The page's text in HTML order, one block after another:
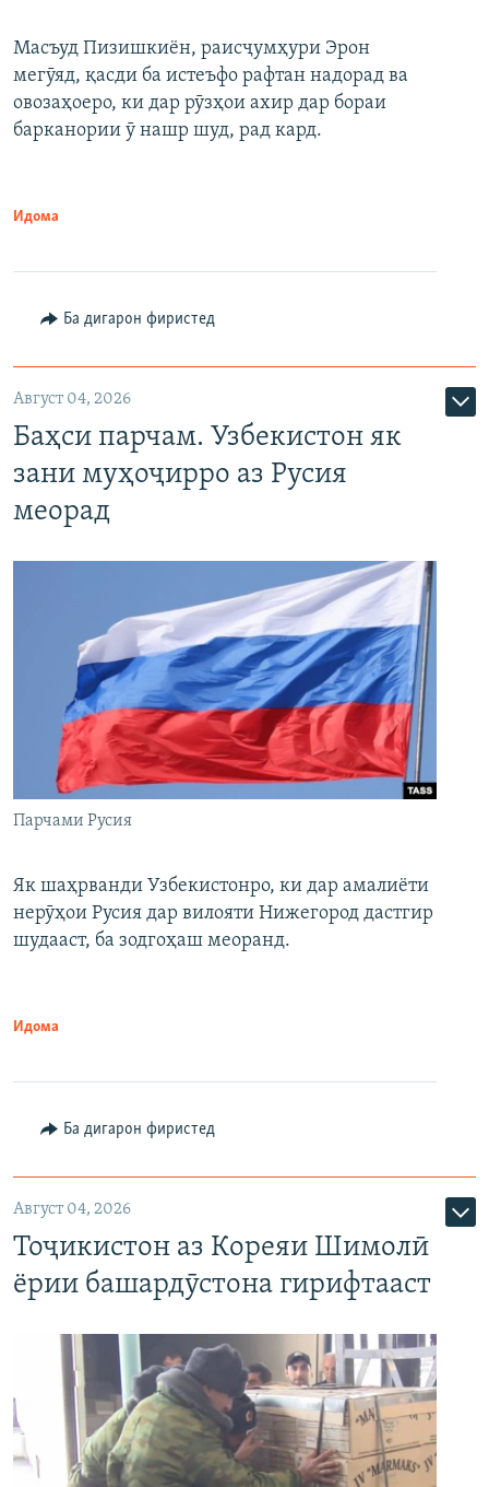
Масъуд Пизишкиён, раисҷумҳури Эрон
мегӯяд, қасди ба истеъфо рафтан надорад ва
овозаҳоеро, ки дар рӯзҳои ахир дар бораи
барканории ӯ нашр шуд, рад кард.
Идома
Ба дигарон фиристед
Август 04, 2026
Баҳси парчам. Узбекистон як
зани муҳоҷирро аз Русия
меорад
Парчами Русия
Як шаҳрванди Узбекистонро, ки дар амалиёти
нерӯҳои Русия дар вилояти Нижегород дастгир
шудааст, ба зодгоҳаш меоранд.
Идома
Ба дигарон фиристед
Август 04, 2026
Тоҷикистон аз Кореяи Шимолӣ
ёрии башардӯстона гирифтааст